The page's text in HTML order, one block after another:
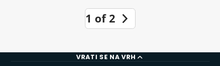
1 of 2
VRATI SE NA VRH